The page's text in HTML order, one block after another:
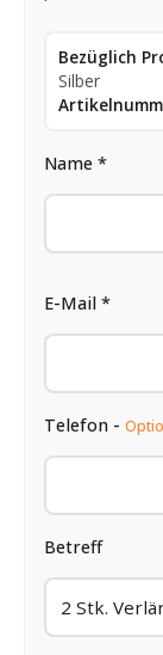
Bezüglich
Silber
Name *
E-Mail *
Telefon -
Betreff